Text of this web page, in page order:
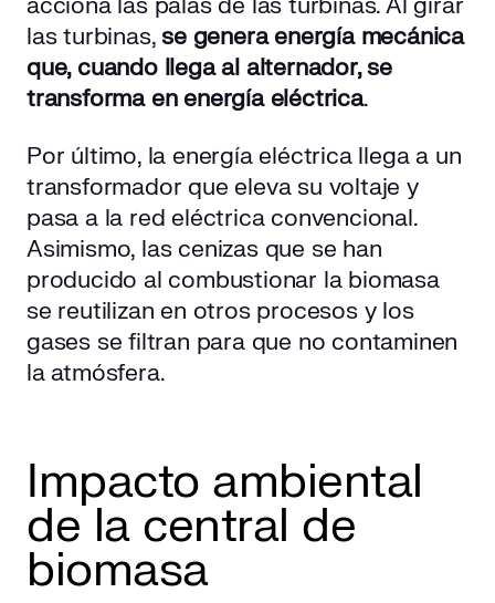
acciona las palas de las turbinas. Al girar
las turbinas,se genera energía mecánica
que, cuando llega al alternador, se
transforma en energía eléctrica.
Por último, la energía eléctrica llega a un
transformador que eleva su voltaje y
pasa a la red eléctrica convencional.
Asimismo, las cenizas que se han
producido al combustionar la biomasa
se reutilizan en otros procesos y los
gases se filtran para que no contaminen
la atmósfera.
Impacto ambiental
de la central de
biomasa